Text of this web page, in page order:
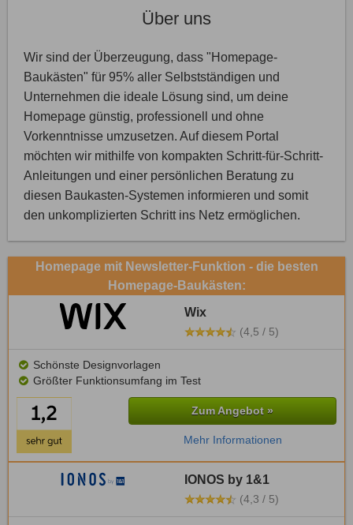
Über uns
Wir sind der Überzeugung, dass "Homepage-
Baukästen" für 95% aller Selbstständigen und
Unternehmen die ideale Lösung sind, um deine
Homepage günstig, professionell und ohne
Vorkenntnisse umzusetzen. Auf diesem Portal
möchten wir mithilfe von kompakten Schritt-für-Schritt-
Anleitungen und einer persönlichen Beratung zu
diesen Baukasten-Systemen informieren und somit
den unkomplizierten Schritt ins Netz ermöglichen.
Homepage mit Newsletter-Funktion - die besten
Homepage-Baukästen:
Wix
(4,5 / 5)
Schönste Designvorlagen
Größter Funktionsumfang im Test
Zum Angebot »
Mehr Informationen
IONOS by 1&1
(4,3 / 5)